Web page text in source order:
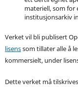
materiell, som for
institusjonsarkiv
Verket vil bli publisert
lisenssom tillater alle å
kommersielt, under
Dette verket må